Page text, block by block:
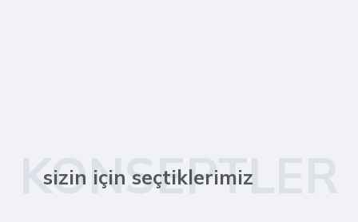
KONSEPTLER
sizin için seçtiklerimiz